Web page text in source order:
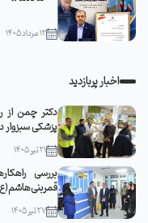
12 مرداد 1405
اخبار پربازدید
دکتر چمن از
پزشکی
21 تیر 1405
بررسی
27 تیر 1405